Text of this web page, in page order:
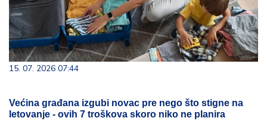
15. 07. 2026 07:44
Većina građana izgubi novac pre nego što stigne na
letovanje - ovih 7 troškova skoro niko ne planira